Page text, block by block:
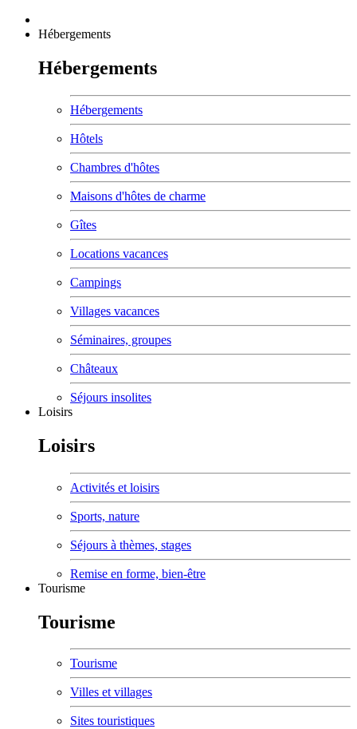
Hébergements
Hébergements
Hébergements
Hôtels
Chambres d'hôtes
Maisons d'hôtes de charme
Gîtes
Locations vacances
Campings
Villages vacances
Séminaires, groupes
Châteaux
Séjours insolites
Loisirs
Loisirs
Activités et loisirs
Sports, nature
Séjours à thèmes, stages
Remise en forme, bien-être
Tourisme
Tourisme
Tourisme
Villes et villages
Sites touristiques